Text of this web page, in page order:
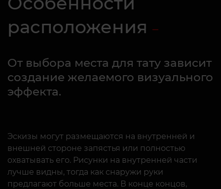
расположения
От выбора места для тату зависит
создание желаемого визуального
эффекта.
Эскизы могут размещаются на внутренней и
внешней стороне запястья или полностью
охватывать его. Рисунки на внутренней части
лучше видны, тогда как снаружи руки
предлагают больше места. В конце концов,